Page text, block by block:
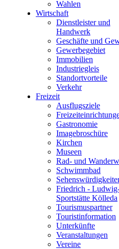
Wahlen
Wirtschaft
Dienstleister und
Handwerk
Geschäfte und
Gewerbegebiet
Immobilien
Industriegleis
Standortvorteile
Verkehr
Freizeit
Ausflugsziele
Gastronomie
Imagebroschüre
Kirchen
Museen
Rad- und
Schwimmbad
Friedrich -
Sportstätte Kölleda
Tourismuspartner
Touristinformation
Unterkünfte
Veranstaltungen
Vereine